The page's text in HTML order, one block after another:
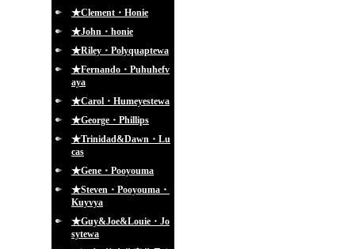
★Clement・Honie
★John・honie
★Riley・Polyquaptewa
★Fernando・Puhuhefv
aya
★Carol・Humeyestewa
★George・Phillips
★Trinidad&Dawn・Lu
cas
★Gene・Pooyouma
★Steven・Pooyouma・
Kuyvya
★Guy&Joe&Louie・Jo
sytewa